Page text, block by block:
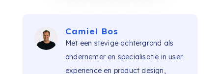
Camiel Bos
Met een stevige achtergrond als
ondernemer en specialisatie in user
experience en product design,